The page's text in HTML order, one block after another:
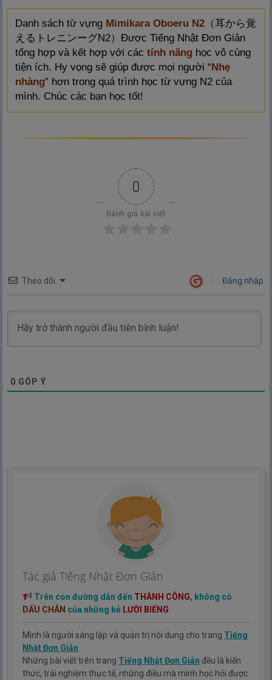
Danh sách từ vựng Mimikara Oboeru N2（耳から覚
えるトレニンーグN2）Được Tiếng Nhật Đơn Giản
tổng hợp và kết hợp với các tính nănghọc vô cùng
tiện ích. Hy vọng sẽ giúp được mọi người “Nhẹ
nhàng” hơn trong quá trình học từ vựng N2 của
mình. Chúc các bạn học tốt!
0
Đánh giá bài viết
Theo dõi Đăng nhập
0 GÓP Ý
Tác giả Tiếng Nhật Đơn Giản
Trên con đường dẫn đến THÀNH CÔNG, không có
DẤU CHÂN của những kẻ LƯỜI BIẾNG
Mình là người sáng lập và quản trị nội dung cho trang Tiếng
Nhật Đơn Giản
Những bài viết trên trang Tiếng Nhật Đơn Giản đều là kiến
thức, trải nghiệm thực tế, những điều mà mình học hỏi được